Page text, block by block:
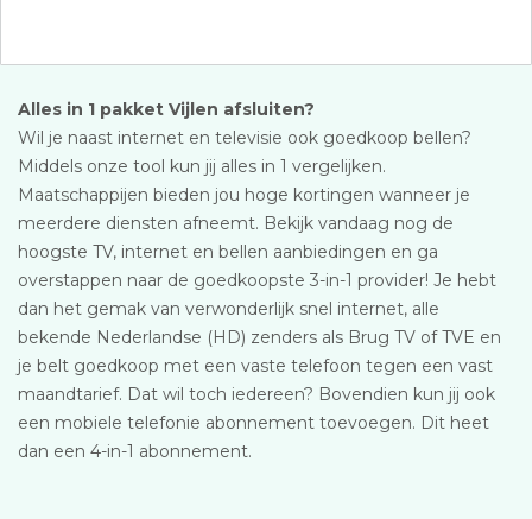
Alles in 1 pakket Vijlen afsluiten?
Wil je naast internet en televisie ook goedkoop bellen?
Middels onze tool kun jij alles in 1 vergelijken.
Maatschappijen bieden jou hoge kortingen wanneer je
meerdere diensten afneemt. Bekijk vandaag nog de
hoogste TV, internet en bellen aanbiedingen en ga
overstappen naar de goedkoopste 3-in-1 provider! Je hebt
dan het gemak van verwonderlijk snel internet, alle
bekende Nederlandse (HD) zenders als Brug TV of TVE en
je belt goedkoop met een vaste telefoon tegen een vast
maandtarief. Dat wil toch iedereen? Bovendien kun jij ook
een mobiele telefonie abonnement toevoegen. Dit heet
dan een 4-in-1 abonnement.